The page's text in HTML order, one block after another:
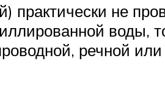
практически не
воды,
речной